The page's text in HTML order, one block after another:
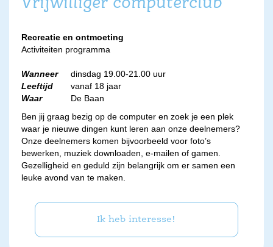
Recreatie en ontmoeting
Activiteiten programma
Wanneer
dinsdag 19.00-21.00 uur
Leeftijd
vanaf 18 jaar
Waar
De Baan
Ben jij graag bezig op de computer en zoek je een plek
waar je nieuwe dingen kunt leren aan onze deelnemers?
Onze deelnemers komen bijvoorbeeld voor foto’s
bewerken, muziek downloaden, e-mailen of gamen.
Gezelligheid en geduld zijn belangrijk om er samen een
leuke avond van te maken.
Ik heb interesse!